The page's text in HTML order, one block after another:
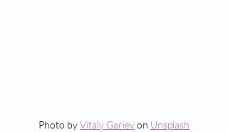
Photo by Vitaly Gariev on Unsplash